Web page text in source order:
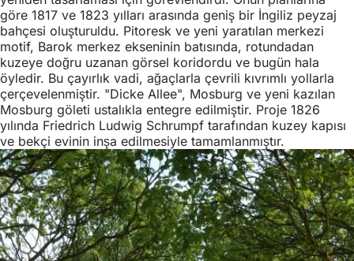
göre 1817 ve 1823 yılları arasında geniş bir İngiliz peyzaj
bahçesi oluşturuldu. Pitoresk ve yeni yaratılan merkezi
motif, Barok merkez ekseninin batısında, rotundadan
kuzeye doğru uzanan görsel koridordu ve bugün hala
öyledir. Bu çayırlık vadi, ağaçlarla çevrili kıvrımlı yollarla
çerçevelenmiştir. "Dicke Allee", Mosburg ve yeni kazılan
Mosburg göleti ustalıkla entegre edilmiştir. Proje 1826
yılında Friedrich Ludwig Schrumpf tarafından kuzey kapısı
ve bekçi evinin inşa edilmesiyle tamamlanmıştır.